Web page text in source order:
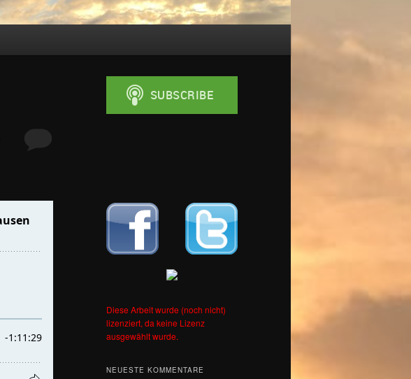
Diese Arbeit wurde (noch nicht)
lizenziert, da keine Lizenz
ausgewählt wurde.
NEUESTE KOMMENTARE